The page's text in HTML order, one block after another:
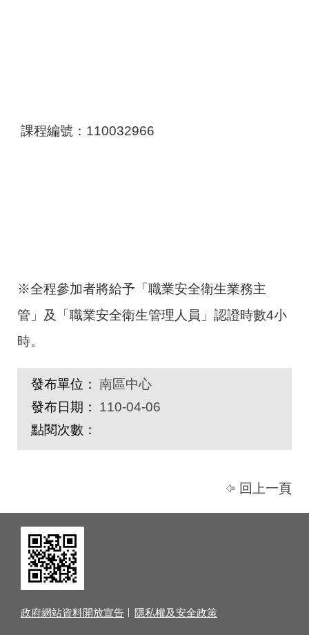
課程編號：110032966
※全程參加者將給予「職業安全衛生業務主
管」及「職業安全衛生管理人員」認證時數4小
時。
發布單位： 南區中心
發布日期：
110-04-06
點閱次數：
回上一頁
政府網站資料開放宣告 隱私權及安全政策